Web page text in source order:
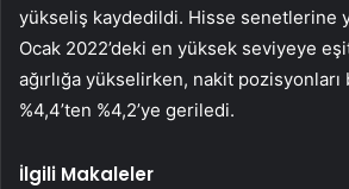
yükseliş kaydedildi. Hisse senetlerine
Ocak 2022’deki en yüksek seviyeye
ağırlığa yükselirken, nakit
%4,4’ten %4,2’ye geriledi.
İlgili Makaleler